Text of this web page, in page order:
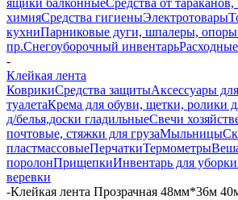
ящики балконныеСредства от
химияСредства гигиеныЭлектротовары
кухниПарниковые дуги, шпалеры,
пр.Снегоуборочный инвентарь
-
Клейкая лента
КоврикиСредства защитыАксессуары
туалетаКрема для обуви, щетки, ролики
д/белья,доски гладильныеСвечи
почтовые, стяжки для грузаМыльницы
пластмассовыеПерчаткиТермометры
поролонПрищепкиИнвентарь для уборки
веревки
-Клейкая лента Прозрачная 48мм*36м